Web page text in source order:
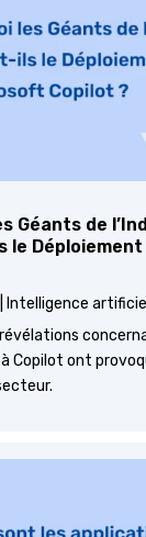
Géants de
le
Intelligence
Copilot ont